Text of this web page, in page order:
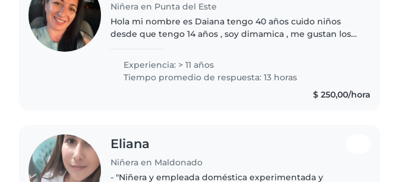
Niñera en Punta del Este
Hola mi nombre es Daiana tengo 40 años cuido niños
desde que tengo 14 años , soy dimamica , me gustan los
gusta jugar leer cuentos..
Experiencia: > 11 años
Tiempo promedio de respuesta: 13 horas
$ 250,00/hora
Eliana
Niñera en Maldonado
- "Niñera y empleada doméstica experimentada y